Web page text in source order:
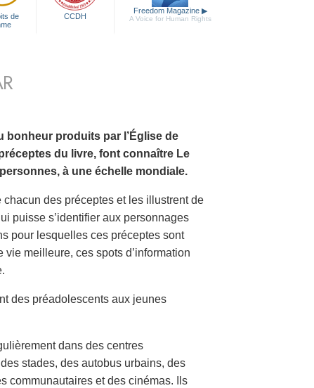
de
CCDH
Freedom Magazine ▶
A Voice for Human Rights
bonheur produits par l’Église de
du livre, font connaître Le
à une échelle mondiale.
des préceptes et les illustrent de
puisse s’identifier aux personnages
pour lesquelles ces préceptes sont
meilleure, ces spots d’information
des préadolescents aux jeunes
dans des centres
stades, des autobus urbains, des
communautaires et des cinémas. Ils